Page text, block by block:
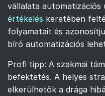
vállalata automatizációs
értékelés keretében
folyamatait és
bíró automatizációs
Profi tipp: A szakmai
befektetés. A helyes
elkerülhetők a drága